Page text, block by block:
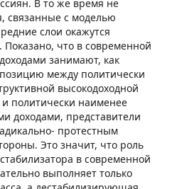
В то же время не
связанные с моделью
слои окажутся
что в современной
занимают, как
между политически
высокодоходной
политически наименее
доходами, представители
протестным
Это значит, что роль
в современной
выполняет только